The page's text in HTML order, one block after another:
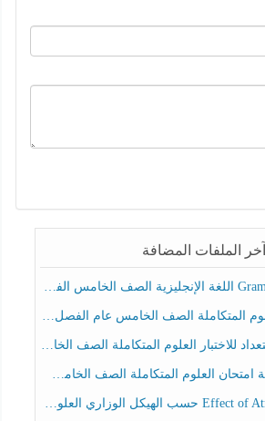
آخر الملفات المضافة
الصف الخامس عام الفصل الدراسي الثالث 2025-2026
العلوم المتكاملة الصف الخامس عام الفصل الثالث
المتكاملة الصف الخامس انسبير الفصل الثالث